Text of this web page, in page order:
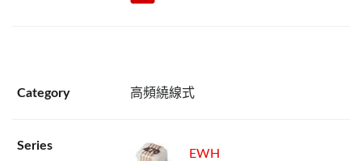
高頻繞線式
EWH